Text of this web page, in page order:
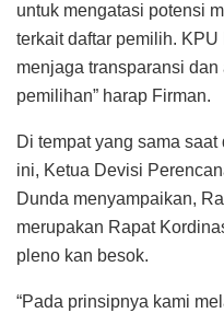
untuk mengatasi potensi
terkait daftar pemilih.
menjaga transparansi
pemilihan” harap Firman.
Di tempat yang sama
ini, Ketua Devisi
Dunda menyampaikan,
merupakan Rapat
pleno kan besok.
“Pada prinsipnya kami